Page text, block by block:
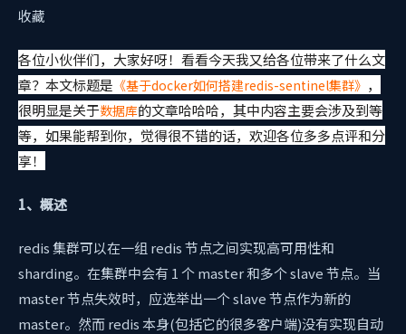
收藏
各位小伙伴们，大家好呀！看看今天我又给各位带来了什么文
章？本文标题是 《基于docker如何搭建redis-sentinel集群》 ，
很明显是关于数据库的文章哈哈哈，其中内容主要会涉及到等
等，如果能帮到你，觉得很不错的话，欢迎各位多多点评和分
享！
1、概述
redis 集群可以在一组 redis 节点之间实现高可用性和
sharding。在集群中会有 1 个 master 和多个 slave 节点。当
master 节点失效时，应选举出一个 slave 节点作为新的
master。然而 redis 本身(包括它的很多客户端)没有实现自动